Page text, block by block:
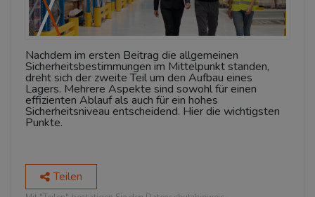
Nachdem im ersten Beitrag die allgemeinen
Sicherheitsbestimmungen im Mittelpunkt standen,
dreht sich der zweite Teil um den Aufbau eines
Lagers. Mehrere Aspekte sind sowohl für einen
effizienten Ablauf als auch für ein hohes
Sicherheitsniveau entscheidend. Hier die wichtigsten
Punkte.
Teilen